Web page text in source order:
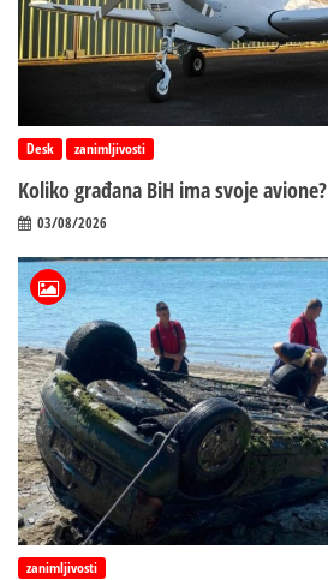
Desk zanimljivosti
Koliko građana BiH ima svoje avione?
03/08/2026
zanimljivosti